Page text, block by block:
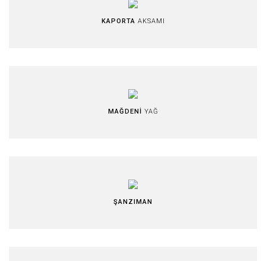
KAPORTA AKSAMI
MAĞDENİ YAĞ
ŞANZIMAN